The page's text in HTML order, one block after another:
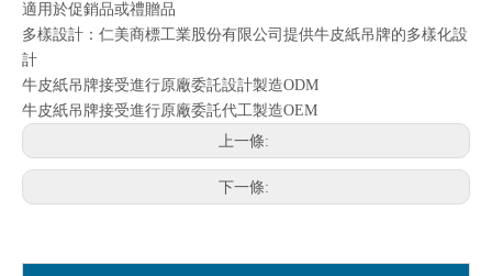
適用於促銷品或禮贈品
多樣設計：仁美商標工業股份有限公司提供牛皮紙吊牌的多樣化設
計
牛皮紙吊牌接受進行原廠委託設計製造ODM
牛皮紙吊牌接受進行原廠委託代工製造OEM
上一條:
下一條: